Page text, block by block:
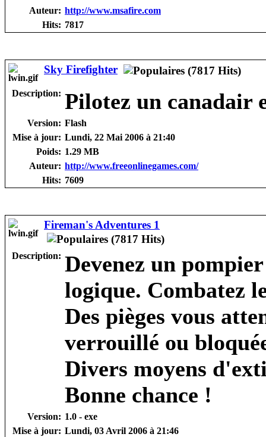
Auteur: http://www.msafire.com
Hits: 7817
Sky Firefighter
Description: Pilotez un canadair
Version: Flash
Mise à jour: Lundi, 22 Mai 2006 à 21:40
Poids: 1.29 MB
Auteur: http://www.freeonlinegames.com/
Hits: 7609
Fireman's Adventures 1
Description: Devenez un
logique. Combatez
Des pièges vous
verrouillé ou
Divers moyens
Bonne chance !
Version: 1.0 - exe
Mise à jour: Lundi, 03 Avril 2006 à 21:46